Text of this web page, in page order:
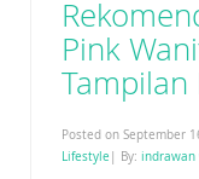
Pink
Posted on September
Lifestyle | By: indrawan